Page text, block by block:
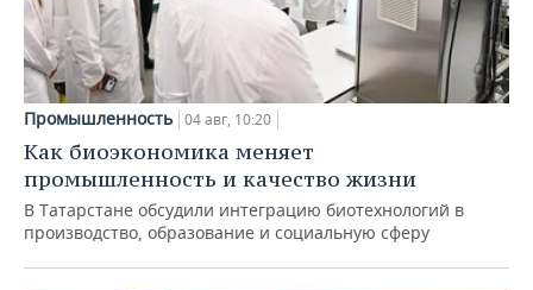
Промышленность 04 авг, 10:20
Как биоэкономика меняет
промышленность и качество жизни
В Татарстане обсудили интеграцию биотехнологий в
производство, образование и социальную сферу